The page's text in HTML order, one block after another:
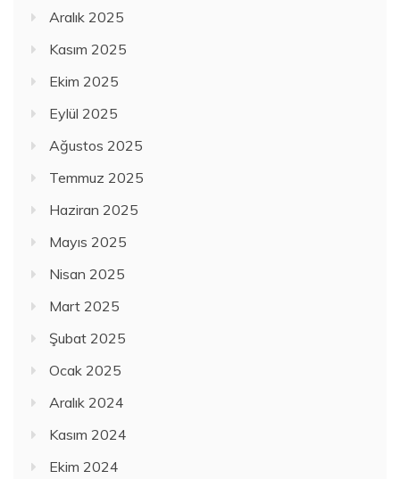
Aralık 2025
Kasım 2025
Ekim 2025
Eylül 2025
Ağustos 2025
Temmuz 2025
Haziran 2025
Mayıs 2025
Nisan 2025
Mart 2025
Şubat 2025
Ocak 2025
Aralık 2024
Kasım 2024
Ekim 2024